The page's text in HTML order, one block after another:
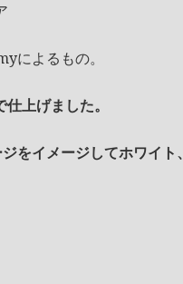
によるもの。
上げました。
をイメージしてホワイ